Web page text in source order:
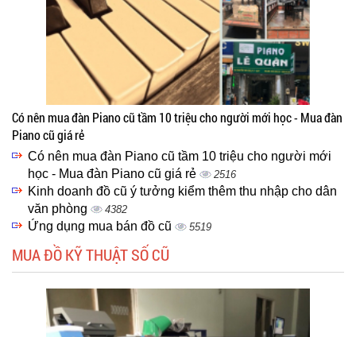
Có nên mua đàn Piano cũ tầm 10 triệu cho người mới học - Mua đàn
Piano cũ giá rẻ
Có nên mua đàn Piano cũ tầm 10 triệu cho người mới
học - Mua đàn Piano cũ giá rẻ
2516
Kinh doanh đồ cũ ý tưởng kiểm thêm thu nhập cho dân
văn phòng
4382
Ứng dụng mua bán đồ cũ 5519
MUA ĐỒ KỸ THUẬT SỐ CŨ